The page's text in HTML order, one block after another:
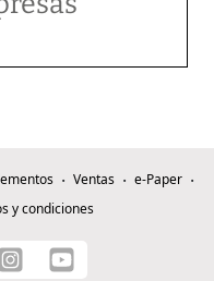
Ventas
e-Paper
y condiciones